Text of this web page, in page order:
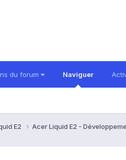
du forum Naviguer
E2 Acer Liquid E2 -